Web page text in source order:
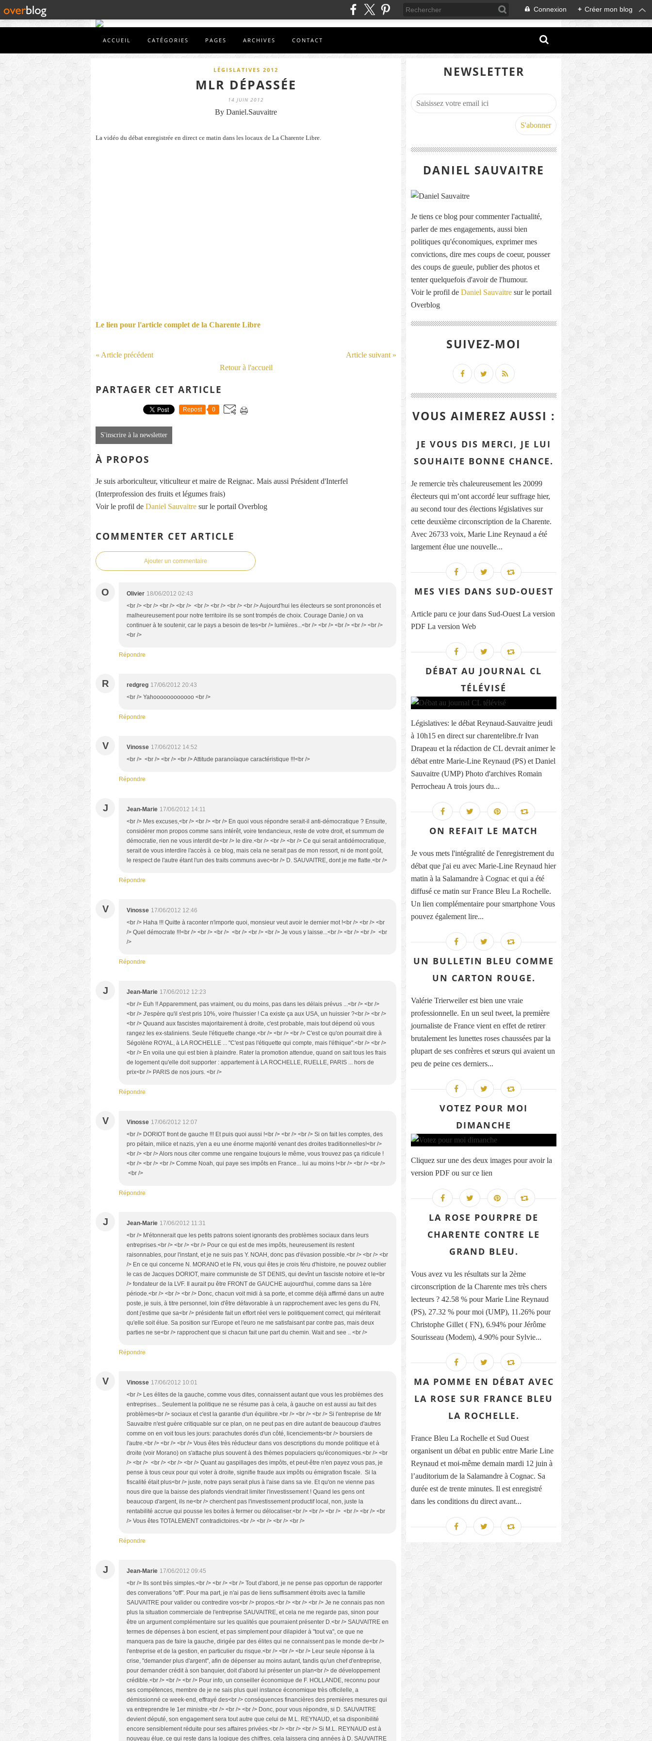
Connexion + Créer mon blog
ACCUEIL CATÉGORIES PAGES ARCHIVES CONTACT
LÉGISLATIVES 2012
MLR DÉPASSÉE
14 JUIN 2012
By Daniel.Sauvaitre
La vidéo du débat enregistrée en direct ce matin dans les locaux de La Charente Libre.
Le lien pour l'article complet de la Charente Libre
« Article précédent
Article suivant »
Retour à l'accueil
PARTAGER CET ARTICLE
Repost 0
S'inscrire à la newsletter
À PROPOS
Je suis arboriculteur, viticulteur et maire de Reignac. Mais aussi Président d'Interfel
(Interprofession des fruits et légumes frais)
Voir le profil de Daniel Sauvaitre sur le portail Overblog
COMMENTER CET ARTICLE
Ajouter un commentaire
O Olivier 18/06/2012 02:43
<br /> <br /> <br /> <br /> <br /> <br /> <br /> <br /> Aujourd'hui les électeurs se sont prononcés et
malheureusement pour notre territoire ils se sont trompés de choix. Courage Danie,l on va
continuer à te soutenir, car le pays a besoin de tes<br /> lumières...<br /> <br /> <br /> <br /> <br />
<br />
Répondre
R redgreg 17/06/2012 20:43
<br /> Yahoooooooooooo <br />
Répondre
V Vinosse 17/06/2012 14:52
<br /> <br /> <br /> <br /> Attitude paranoïaque caractéristique !!!<br />
Répondre
J Jean-Marie 17/06/2012 14:11
<br /> Mes excuses,<br /> <br /> <br /> En quoi vous répondre serait-il anti-démocratique ? Ensuite,
considérer mon propos comme sans intérêt, voire tendancieux, reste de votre droit, et summum de
démocratie, rien ne vous interdit de<br /> le dire.<br /> <br /> <br /> Ce qui serait antidémocratique,
serait de vous interdire l'accès à ce blog, mais cela ne serait pas de mon ressort, ni de mont goût,
le respect de l'autre étant l'un des traits communs avec<br /> D. SAUVAITRE, dont je me flatte.<br />
Répondre
V Vinosse 17/06/2012 12:46
<br /> Haha !!! Quitte à raconter n'importe quoi, monsieur veut avoir le dernier mot !<br /> <br /> <br
/> Quel démocrate !!!<br /> <br /> <br /> <br /> <br /> <br /> Je vous y laisse...<br /> <br /> <br /> <br
/>
Répondre
J Jean-Marie 17/06/2012 12:23
<br /> Euh !! Apparemment, pas vraiment, ou du moins, pas dans les délais prévus ...<br /> <br />
<br /> J'espère qu'il s'est pris 10%, voire l'huissier ! Ca existe ça aux USA, un huissier ?<br /> <br />
<br /> Quuand aux fascistes majoritairement à droite, c'est probable, mais tout dépend où vous
rangez les ex-staliniens. Seule l'étiquette change.<br /> <br /> <br /> C'est ce qu'on pourrait dire à
Ségolène ROYAL, à LA ROCHELLE ... "C'est pas l'étiquette qui compte, mais l'éthique".<br /> <br />
<br /> En voila une qui est bien à plaindre. Rater la promotion attendue, quand on sait tous les frais
de logement qu'elle doit supporter : appartement à LA ROCHELLE, RUELLE, PARIS ... hors de
prix<br /> PARIS de nos jours. <br />
Répondre
V Vinosse 17/06/2012 12:07
<br /> DORIOT front de gauche !!! Et puis quoi aussi !<br /> <br /> <br /> Si on fait les comptes, des
pro pétain, milice et nazis, y'en a eu une énorme majorité venant des droites traditionnelles!<br />
<br /> <br /> Alors nous citer comme une rengaine toujours le même, vous trouvez pas ça ridicule !
<br /> <br /> <br /> Comme Noah, qui paye ses impôts en France... lui au moins !<br /> <br /> <br />
<br />
Répondre
J Jean-Marie 17/06/2012 11:31
<br /> M'étonnerait que les petits patrons soient ignorants des problèmes sociaux dans leurs
entreprises.<br /> <br /> <br /> Pour ce qui est de mes impôts, heureusement ils restent
raisonnables, pour l'instant, et je ne suis pas Y. NOAH, donc pas d'évasion possible.<br /> <br /> <br
/> En ce qui concerne N. MORANO et le FN, vous qui êtes je crois féru d'histoire, ne pouvez oublier
le cas de Jacques DORIOT, maire communiste de ST DENIS, qui devînt un fasciste notoire et le<br
/> fondateur de la LVF. Il aurait pu être FRONT de GAUCHE aujourd'hui, comme dans sa 1ère
période.<br /> <br /> <br /> Donc, chacun voit midi à sa porte, et comme déjà affirmé dans un autre
poste, je suis, à titre personnel, loin d'être défavorable à un rapprochement avec les gens du FN,
dont j'estime que sa<br /> présidente fait un effort réel vers le politiquement correct, qui mériterait
qu'elle soit élue. Sa position sur l'Europe et l'euro ne me satisfaisant par contre pas, mais deux
parties ne se<br /> rapprochent que si chacun fait une part du chemin. Wait and see .. <br />
Répondre
V Vinosse 17/06/2012 10:01
<br /> Les élites de la gauche, comme vous dites, connaissent autant que vous les problèmes des
entreprises... Seulement la politique ne se résume pas à cela, à gauche on est aussi au fait des
problèmes<br /> sociaux et c'est la garantie d'un équilibre.<br /> <br /> <br /> Si l'entreprise de Mr
Sauvaitre n'est guère critiquable sur ce plan, on ne peut pas en dire autant de beaucoup d'autres
comme on en voit tous les jours: parachutes dorés d'un côté, licenciements<br /> boursiers de
l'autre.<br /> <br /> <br /> Vous êtes très réducteur dans vos descriptions du monde politique et à
droite (voir Morano) on s'attache plus souvent à des thèmes populaciers qu'économiques.<br /> <br
/> <br /> <br /> <br /> <br /> Quant au gaspillages des impôts, et peut-être n'en payez vous pas, je
pense à tous ceux pour qui voter à droite, signifie fraude aux impôts ou émigration fiscale. Si la
fiscalité était plus<br /> juste, notre pays serait plus à l'aise dans sa vie. Et qu'on ne vienne pas
nous dire que la baisse des plafonds viendrait limiter l'investissement ! Quand les gens ont
beaucoup d'argent, ils ne<br /> cherchent pas l'investissement productif local, non, juste la
rentabilité accrue qui pousse les boites à fermer ou délocaliser.<br /> <br /> <br /> <br /> <br /> <br
/> Vous êtes TOTALEMENT contradictoires.<br /> <br /> <br /> <br />
Répondre
J Jean-Marie 17/06/2012 09:45
<br /> Ils sont très simples.<br /> <br /> <br /> Tout d'abord, je ne pense pas opportun de rapporter
des converations "off". Pour ma part, je n'ai pas de liens suffisamment étroits avec la famille
SAUVAITRE pour valider ou contredire vos<br /> propos.<br /> <br /> <br /> Je ne connais pas non
plus la situation commerciale de l'entreprise SAUVAITRE, et cela ne me regarde pas, sinon pour
être un argument complémentaire sur les qualités que pourraient présenter D.<br /> SAUVAITRE en
termes de dépenses à bon escient, et pas simplement pour dilapider à "tout va", ce que ne
manquera pas de faire la gauche, dirigée par des élites qui ne connaissent pas le monde de<br />
l'entreprise et de la gestion, en particulier du risque.<br /> <br /> <br /> Leur seule réponse à la
crise, "demander plus d'argent", afin de dépenser au moins autant, tandis qu'un chef d'entreprise,
pour demander crédit à son banquier, doit d'abord lui présenter un plan<br /> de développement
crédible.<br /> <br /> <br /> Pour info, un conseiller économique de F. HOLLANDE, reconnu pour
ses compétences, membre de je ne sais plus quel instance économique très officilelle, a
démissionné ce week-end, effrayé des<br /> conséquences financières des premières mesures qui
va entreprendre le 1er ministre.<br /> <br /> <br /> Donc, pour vous répondre, si D. SAUVAITRE
devient député, son engagement sera tout autre que celui de M.L. REYNAUD, et sa disponibilité
encore sensiblement réduite pour ses affaires privées.<br /> <br /> <br /> Si M.L. REYNAUD est à
nouveau élue, ce qui reste dans la logique des chiffres, cela laissera cinq années à D. SAUVAITRE
NEWSLETTER
DANIEL SAUVAITRE
Je tiens ce blog pour commenter l'actualité,
parler de mes engagements, aussi bien
politiques qu'économiques, exprimer mes
convictions, dire mes coups de coeur, pousser
des coups de gueule, publier des photos et
tenter quelquefois d'avoir de l'humour.
Voir le profil de Daniel Sauvaitre sur le portail
Overblog
SUIVEZ-MOI
VOUS AIMEREZ AUSSI :
JE VOUS DIS MERCI, JE LUI
SOUHAITE BONNE CHANCE.
Je remercie très chaleureusement les 20099
électeurs qui m’ont accordé leur suffrage hier,
au second tour des élections législatives sur
cette deuxième circonscription de la Charente.
Avec 26733 voix, Marie Line Reynaud a été
largement élue une nouvelle...
MES VIES DANS SUD-OUEST
Article paru ce jour dans Sud-Ouest La version
PDF La version Web
DÉBAT AU JOURNAL CL
TÉLÉVISÉ
Législatives: le débat Reynaud-Sauvaitre jeudi
à 10h15 en direct sur charentelibre.fr Ivan
Drapeau et la rédaction de CL devrait animer le
débat entre Marie-Line Reynaud (PS) et Daniel
Sauvaitre (UMP) Photo d'archives Romain
Perrocheau A trois jours du...
ON REFAIT LE MATCH
Je vous mets l'intégralité de l'enregistrement du
débat que j'ai eu avec Marie-Line Reynaud hier
matin à la Salamandre à Cognac et qui a été
diffusé ce matin sur France Bleu La Rochelle.
Un lien complémentaire pour smartphone Vous
pouvez également lire...
UN BULLETIN BLEU COMME
UN CARTON ROUGE.
Valérie Trierweiler est bien une vraie
professionnelle. En un seul tweet, la première
journaliste de France vient en effet de retirer
brutalement les lunettes roses chaussées par la
plupart de ses confrères et sœurs qui avaient un
peu de peine ces derniers...
VOTEZ POUR MOI
DIMANCHE
Cliquez sur une des deux images pour avoir la
version PDF ou sur ce lien
LA ROSE POURPRE DE
CHARENTE CONTRE LE
GRAND BLEU.
Vous avez vu les résultats sur la 2ème
circonscription de la Charente mes très chers
lecteurs ? 42.58 % pour Marie Line Reynaud
(PS), 27.32 % pour moi (UMP), 11.26% pour
Christophe Gillet ( FN), 6.94% pour Jérôme
Sourisseau (Modem), 4.90% pour Sylvie...
MA POMME EN DÉBAT AVEC
LA ROSE SUR FRANCE BLEU
LA ROCHELLE.
France Bleu La Rochelle et Sud Ouest
organisent un débat en public entre Marie Line
Reynaud et moi-même demain mardi 12 juin à
l’auditorium de la Salamandre à Cognac. Sa
durée est de trente minutes. Il est enregistré
dans les conditions du direct avant...